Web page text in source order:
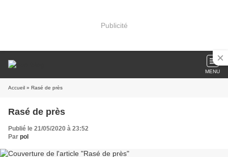
Publicité
MENU
Accueil » Rasé de près
Rasé de près
Publié le 21/05/2020 à 23:52
Par pol